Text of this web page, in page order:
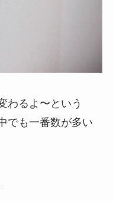
わるよ〜という
でも一番数が多い